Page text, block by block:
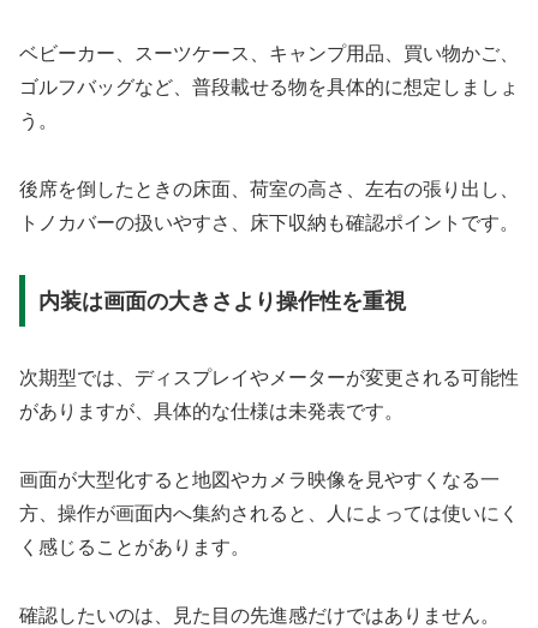
ベビーカー、スーツケース、キャンプ用品、買い物かご、
ゴルフバッグなど、普段載せる物を具体的に想定しましょ
う。
後席を倒したときの床面、荷室の高さ、左右の張り出し、
トノカバーの扱いやすさ、床下収納も確認ポイントです。
内装は画面の大きさより操作性を重視
次期型では、ディスプレイやメーターが変更される可能性
がありますが、具体的な仕様は未発表です。
画面が大型化すると地図やカメラ映像を見やすくなる一
方、操作が画面内へ集約されると、人によっては使いにく
く感じることがあります。
確認したいのは、見た目の先進感だけではありません。